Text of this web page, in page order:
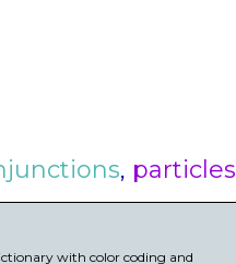
, particles
with color coding and